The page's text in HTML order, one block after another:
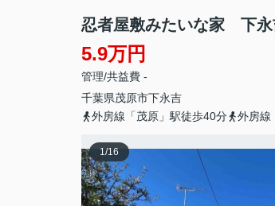
忍者屋敷みたいな家 下永
5.9万円
管理/共益費 -
千葉県茂原市下永吉
外房線「茂原」駅徒歩40分
外房線
1/16